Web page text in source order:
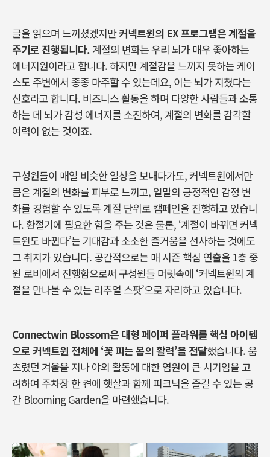
글을 읽으며 느끼셨겠지만커넥트윈의 EX프로그램은 계절을
주기로 진행됩니다. 계절의 변화는 우리 뇌가 매우 좋아하는
에너지원이라고 합니다.하지만 계절감을 느끼지 못하는 케이
스도 주변에서 종종 마주할 수 있는데요, 이는 뇌가 지쳤다는
신호라고 합니다. 비즈니스 활동을 하며 다양한 사람들과 소통
하는 데 뇌가 감성 에너지를 소진하여, 계절의 변화를 감각할
여력이 없는 것이죠.
구성원들이 매일 비슷한 일상을 보내다가도, 커넥트윈에서만
큼은 계절의 변화를 피부로 느끼고, 일말의 긍정적인 감정 변
화를 경험할 수 있도록 계절 단위로 캠페인을 진행하고 있습니
다.환절기에 필요한 힘을 주는 것은 물론, ‘계절이 바뀌면 커넥
트윈도 바뀐다’는 기대감과 소소한 즐거움을 선사하는 것에도
그 취지가 있습니다. 공간적으로는 매 시즌 핵심 연출을 1층 중
원 로비에서 진행함으로써 구성원들 머릿속에 ‘커넥트윈의 계
절을 만나볼 수 있는 리추얼 스팟’으로 자리하고 있습니다.
Connectwin Blossom은 대형 페이퍼 플라워를 핵심 아이템
으로 커넥트윈 전체에 ‘꽃 피는 봄의 활력’을 전달했습니다.움
츠렸던 겨울을 지나 야외 활동에 대한 염원이 큰 시기임을 고
려하여 주차장 한 켠에 햇살과 함께 피크닉을 즐길 수 있는 공
간 Blooming Garden을 마련했습니다.